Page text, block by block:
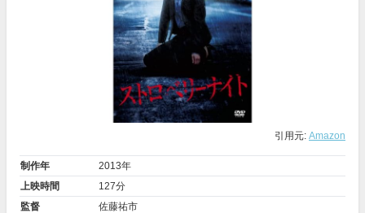
引用元: Amazon
制作年
2013年
上映時間
127分
監督
佐藤祐市